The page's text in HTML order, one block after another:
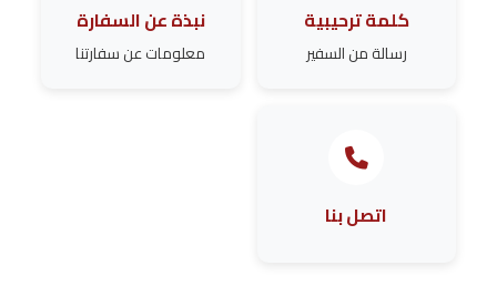
كلمة ترحيبية
رسالة من السفير
نبذة عن السفارة
معلومات عن سفارتنا
اتصل بنا